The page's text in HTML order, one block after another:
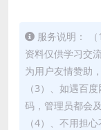
服务说明：
资料仅供学习交
为用户友情赞助
（3）、如遇百
码，管理员都会
（4）、不用担